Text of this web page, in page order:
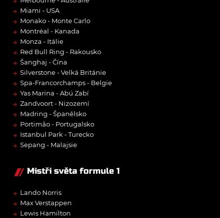
→ Miami - USA
→ Monako - Monte Carlo
→ Montréal - Kanada
→ Monza - Itálie
→ Red Bull Ring - Rakousko
→ Šanghaj - Čína
→ Silverstone - Velká Británie
→ Spa-Francorchamps - Belgie
→ Yas Marina - Abú Zabí
→ Zandvoort - Nizozemí
→ Madring - Španělsko
→ Portimão - Portugalsko
→ Istanbul Park - Turecko
→ Sepang - Malajsie
Mistři světa formule 1
→ Lando Norris
→ Max Verstappen
→ Lewis Hamilton